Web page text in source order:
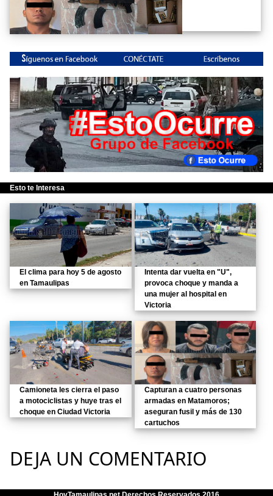
Esto te Interesa
El clima para hoy 5 de agosto
en Tamaulipas
Intenta dar vuelta en "U",
provoca choque y manda a
una mujer al hospital en
Victoria
Camioneta les cierra el paso
a motociclistas y huye tras el
choque en Ciudad Victoria
Capturan a cuatro personas
armadas en Matamoros;
aseguran fusil y más de 130
cartuchos
DEJA UN COMENTARIO